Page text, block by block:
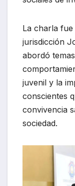
La charla
jurisdicción
abordó
juvenil y la
conscientes
convivencia
sociedad.